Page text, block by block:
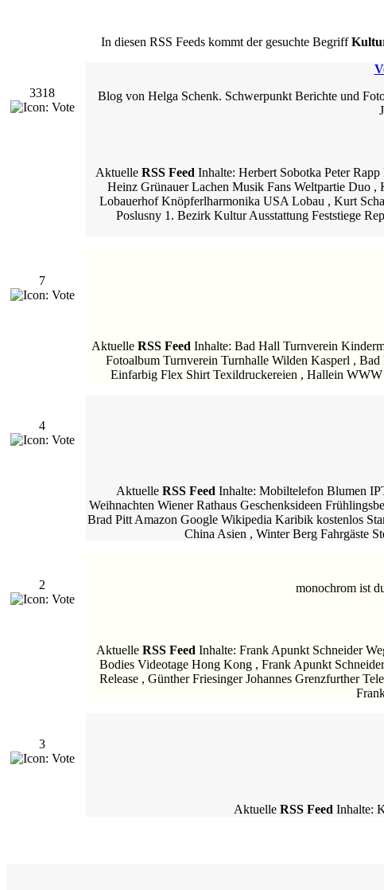
In diesen RSS Feeds kommt der gesuchte Begriff
3318
Blog von Helga Schenk. Schwerpunkt Berichte und
Aktuelle RSS Feed Inhalte: Herbert Sobotka Peter
Heinz Grünauer Lachen Musik Fans Weltpartie Duo ,
Lobauerhof Knöpferlharmonika USA Lobau , Kurt
Poslusny 1. Bezirk Kultur Ausstattung Feststiege
7
Aktuelle RSS Feed Inhalte: Bad Hall Turnverein
Fotoalbum Turnverein Turnhalle Wilden Kasperl ,
Einfarbig Flex Shirt Texildruckereien , Hallein
4
Aktuelle RSS Feed Inhalte: Mobiltelefon Blumen
Weihnachten Wiener Rathaus Geschenksideen
Brad Pitt Amazon Google Wikipedia Karibik kostenlos
China Asien , Winter Berg Fahrgäste
2
monochrom ist
Aktuelle RSS Feed Inhalte: Frank Apunkt Schneider
Bodies Videotage Hong Kong , Frank Apunkt
Release , Günther Friesinger Johannes Grenzfurther
3
Aktuelle RSS Feed Inhalte: